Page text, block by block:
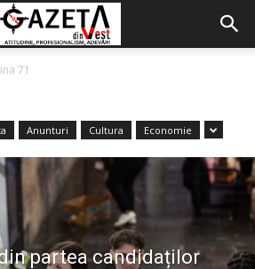
71
Anunturi Cultura Economie
partea candidaților